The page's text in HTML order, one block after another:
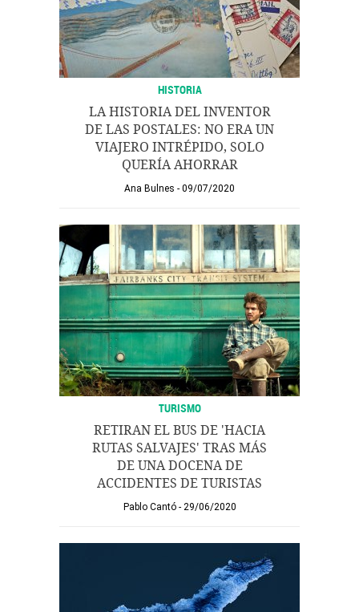
HISTORIA
LA HISTORIA DEL INVENTOR
DE LAS POSTALES: NO ERA UN
VIAJERO INTRÉPIDO, SOLO
QUERÍA AHORRAR
Ana Bulnes 09/07/2020
TURISMO
RETIRAN EL BUS DE 'HACIA
RUTAS SALVAJES' TRAS MÁS
DE UNA DOCENA DE
ACCIDENTES DE TURISTAS
Pablo Cantó 29/06/2020